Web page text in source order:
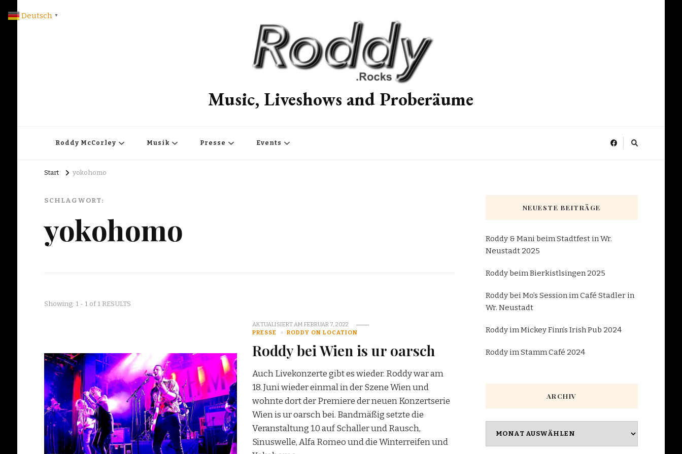
Music, Liveshows and Proberäume
Roddy McCorley Musik Presse Events
Start yokohomo
SCHLAGWORT:
yokohomo
Showing: 1 - 1 of 1 RESULTS
AKTUALISIERT AMFEBRUAR 7, 2022
PRESSE
RODDY ON LOCATION
Roddy bei Wien is ur oarsch
Auch Livekonzerte gibt es wieder. Roddy war am
18. Juni wieder einmal in der Szene Wien und
wohnte dort der Premiere der neuen Konzertserie
Wien is ur oarsch bei. Bandmäßig setzte die
Veranstaltung 1.0 auf Schaller und Rausch,
Sinuswelle, Alfa Romeo und die Winterreifen und
NEUESTE BEITRÄGE
Roddy & Mani beim Stadtfest in Wr.
Neustadt 2025
Roddy beim Bierkistlsingen 2025
Roddy bei Mo’s Session im Café Stadler in
Wr. Neustadt
Roddy im Mickey Finn’s Irish Pub 2024
Roddy im Stamm Café 2024
ARCHIV
Deutsch ▼